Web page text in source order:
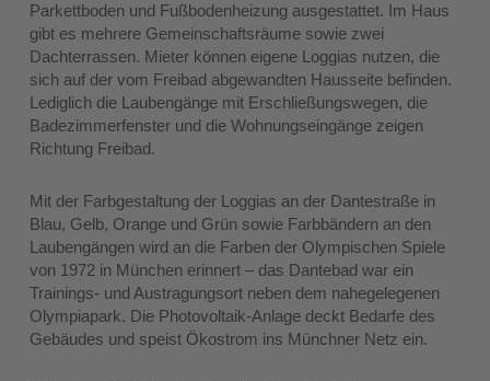
Parkettboden und Fußbodenheizung ausgestattet. Im Haus
gibt es mehrere Gemeinschaftsräume sowie zwei
Dachterrassen. Mieter können eigene Loggias nutzen, die
sich auf der vom Freibad abgewandten Hausseite befinden.
Lediglich die Laubengänge mit Erschließungswegen, die
Badezimmerfenster und die Wohnungseingänge zeigen
Richtung Freibad.
Mit der Farbgestaltung der Loggias an der Dantestraße in
Blau, Gelb, Orange und Grün sowie Farbbändern an den
Laubengängen wird an die Farben der Olympischen Spiele
von 1972 in München erinnert – das Dantebad war ein
Trainings- und Austragungsort neben dem nahegelegenen
Olympiapark. Die Photovoltaik-Anlage deckt Bedarfe des
Gebäudes und speist Ökostrom ins Münchner Netz ein.